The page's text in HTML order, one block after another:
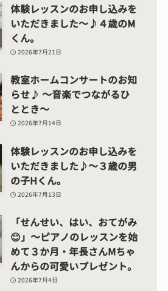
体験レッスンのお申し込みを
いただきました～♪４歳のM
くん。
2026年7月21日
教室ホームコンサートのお知
らせ♪ ～音楽でつながるひ
ととき～
2026年7月14日
体験レッスンのお申し込みを
いただきました♪～３歳の男
の子Hくん。
2026年7月13日
「せんせい、はい、おてがみ
😊」～ピアノのレッスンを始
めて３か月・年長さんMちゃ
んからの可愛いプレゼント。
2026年7月4日